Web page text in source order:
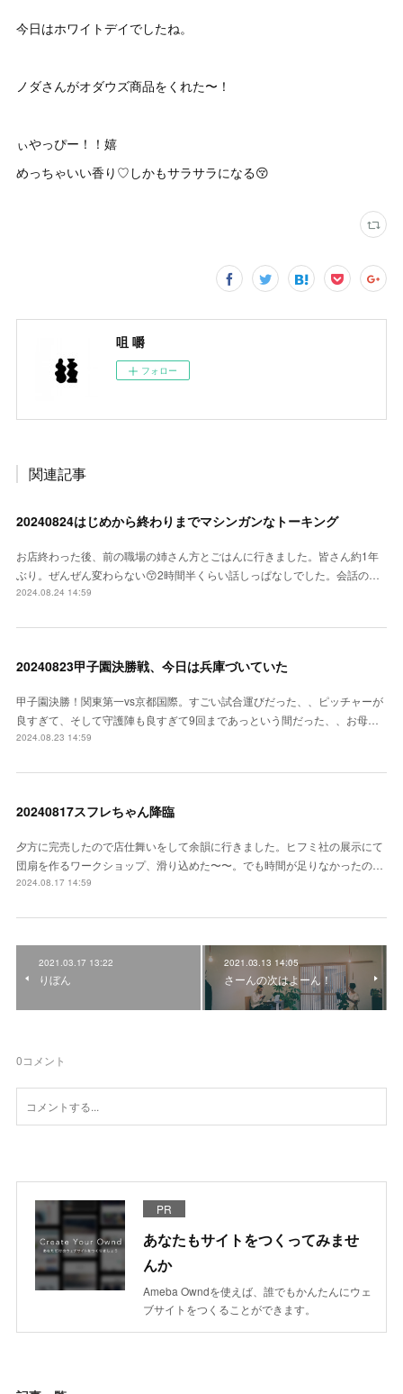
今日はホワイトデイでしたね。
ノダさんがオダウズ商品をくれた〜！
ぃやっぴー！！嬉
めっちゃいい香り♡しかもサラサラになる😚
咀 嚼
フォロー
関連記事
20240824はじめから終わりまでマシンガンなトーキング
お店終わった後、前の職場の姉さん方とごはんに行きました。皆さん約1年
ぶり。ぜんぜん変わらない😙2時間半くらい話しっぱなしでした。会話の…
2024.08.24 14:59
20240823甲子園決勝戦、今日は兵庫づいていた
甲子園決勝！関東第一vs京都国際。すごい試合運びだった、、ピッチャーが
良すぎて、そして守護陣も良すぎて9回まであっという間だった、、お母…
2024.08.23 14:59
20240817スフレちゃん降臨
夕方に完売したので店仕舞いをして余韻に行きました。ヒフミ社の展示にて
団扇を作るワークショップ、滑り込めた〜〜。でも時間が足りなかったの…
2024.08.17 14:59
2021.03.17 13:22
りぼん
2021.03.13 14:05
さーんの次はよーん！
0コメント
PR
あなたもサイトをつくってみませ
んか
Ameba Owndを使えば、誰でもかんたんにウェ
ブサイトをつくることができます。